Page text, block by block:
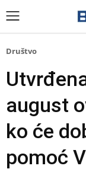
Društvo
august
ko će
pomoć